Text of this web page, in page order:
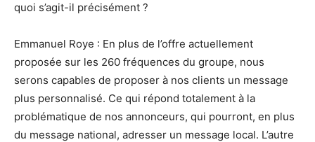
quoi s’agit-il précisément ?
Emmanuel Roye : En plus de l’offre actuellement
proposée sur les 260 fréquences du groupe, nous
serons capables de proposer à nos clients un message
plus personnalisé. Ce qui répond totalement à la
problématique de nos annonceurs, qui pourront, en plus
du message national, adresser un message local. L’autre